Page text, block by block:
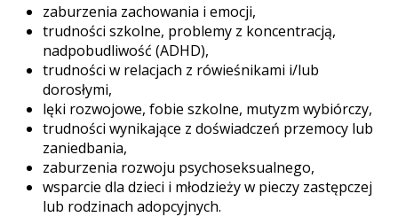
zaburzenia zachowania i emocji,
trudności szkolne, problemy z koncentracją,
nadpobudliwość (ADHD),
trudności w relacjach z rówieśnikami i/lub
dorosłymi,
lęki rozwojowe, fobie szkolne, mutyzm wybiórczy,
trudności wynikające z doświadczeń przemocy lub
zaniedbania,
zaburzenia rozwoju psychoseksualnego,
wsparcie dla dzieci i młodzieży w pieczy zastępczej
lub rodzinach adopcyjnych.